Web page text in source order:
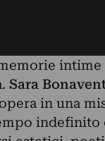
Sara
in una
indefinito